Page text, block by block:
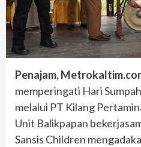
Penajam,
memperingati Hari
melalui PT Kilang
Unit Balikpapan
Sansis Children